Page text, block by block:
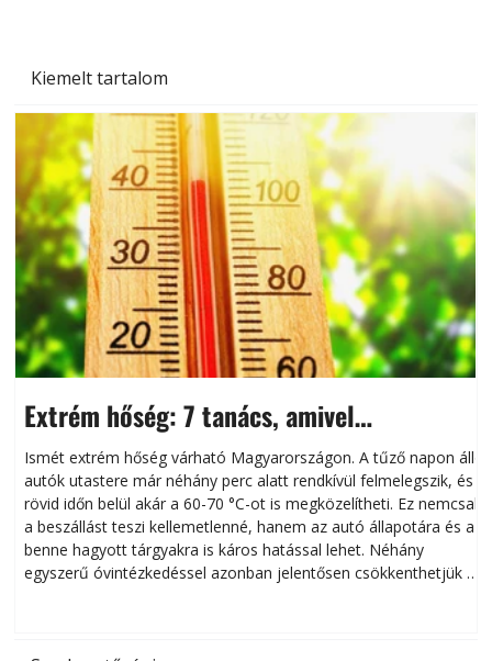
Kiemelt tartalom
Extrém hőség: 7 tanács, amivel
megóvhatjuk autónkat a nyári károktól
Ismét extrém hőség várható Magyarországon. A tűző napon álló
autók utastere már néhány perc alatt rendkívül felmelegszik, és
rövid időn belül akár a 60-70 °C-ot is megközelítheti. Ez nemcsak
a beszállást teszi kellemetlenné, hanem az autó állapotára és a
benne hagyott tárgyakra is káros hatással lehet. Néhány
egyszerű óvintézkedéssel azonban jelentősen csökkenthetjük a